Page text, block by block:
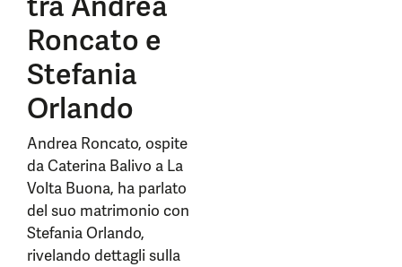
Roncato e
Stefania
Orlando
Andrea Roncato, ospite
da Caterina Balivo a La
Volta Buona, ha parlato
del suo matrimonio con
Stefania Orlando,
rivelando dettagli sulla